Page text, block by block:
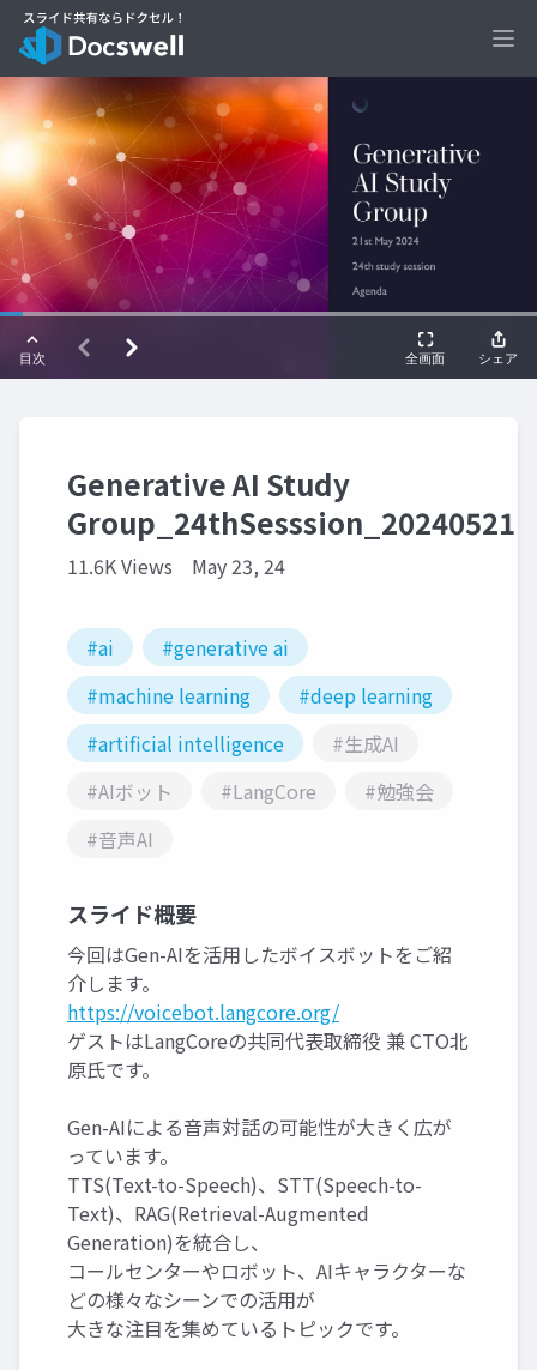
Generative AI Study
Group_24thSesssion_20240521
11.6K Views May 23, 24
#ai
#generative ai
#machine learning
#deep learning
#artificial intelligence
#生成AI
#AIボット
#LangCore
#勉強会
#音声AI
スライド概要
今回はGen-AIを活用したボイスボットをご紹
介します。
https://voicebot.langcore.org/
ゲストはLangCoreの共同代表取締役 兼 CTO北
原氏です。
Gen-AIによる音声対話の可能性が大きく広が
っています。
TTS(Text-to-Speech)、STT(Speech-to-
Text)、RAG(Retrieval-Augmented
Generation)を統合し、
コールセンターやロボット、AIキャラクターな
どの様々なシーンでの活用が
大きな注目を集めているトピックです。